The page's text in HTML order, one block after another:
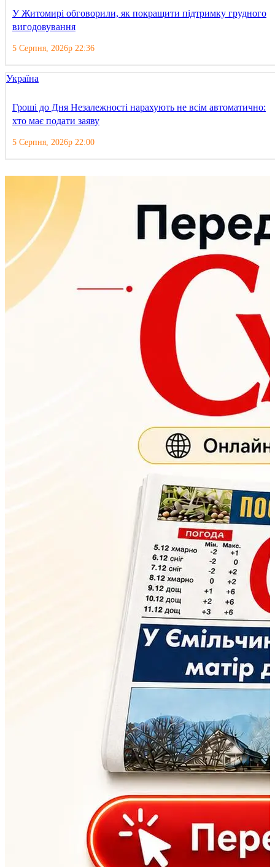
У Житомирі обговорили, як покращити підтримку грудного
вигодовування
5 Серпня, 2026р 22:36
Україна
Гроші до Дня Незалежності нарахують не всім автоматично:
хто має подати заяву
5 Серпня, 2026р 22:00